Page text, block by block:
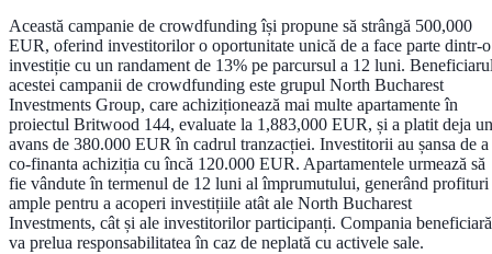
Această campanie de crowdfunding își propune să strângă 500,000
EUR, oferind investitorilor o oportunitate unică de a face parte dintr-o
investiție cu un randament de 13% pe parcursul a 12 luni.
acestei campanii de crowdfunding este grupul North Bucharest
Investments Group, care achiziționează mai multe apartamente în
proiectul Britwood 144, evaluate la 1,883,000 EUR, și a platit deja un
avans de 380.000 EUR în cadrul tranzacției. Investitorii au șansa de a
co-finanta achiziția cu încă 120.000 EUR. Apartamentele urmează să
fie vândute în termenul de 12 luni al împrumutului, generând profituri
ample pentru a acoperi investițiile atât ale North Bucharest
Investments, cât și ale investitorilor participanți. Compania beneficiară
va prelua responsabilitatea în caz de neplată cu activele sale.